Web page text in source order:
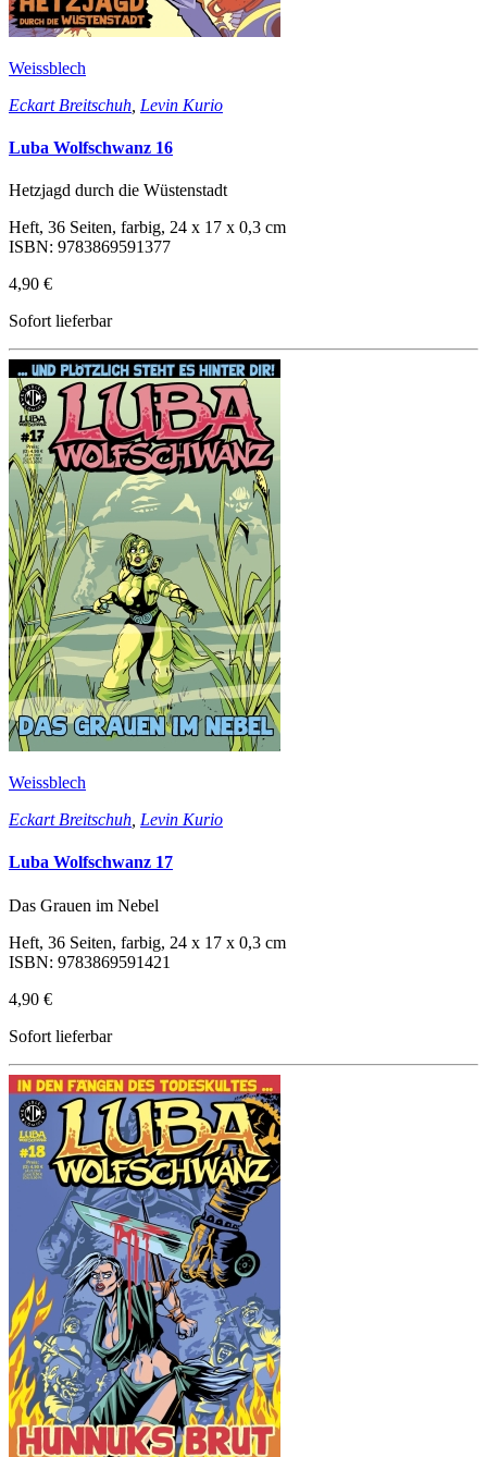
Weissblech
Eckart Breitschuh Levin Kurio
Luba Wolfschwanz 16
Hetzjagd durch die Wüstenstadt
Heft, 36 Seiten, farbig, 24 x 17 x 0,3 cm
ISBN: 9783869591377
4,90 €
Sofort lieferbar
Weissblech
Eckart Breitschuh Levin Kurio
Luba Wolfschwanz 17
Das Grauen im Nebel
Heft, 36 Seiten, farbig, 24 x 17 x 0,3 cm
ISBN: 9783869591421
4,90 €
Sofort lieferbar